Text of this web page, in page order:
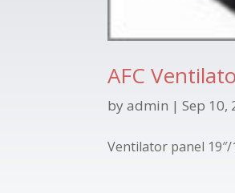
AFC
byadmin |Sep 10,
Ventilator panel